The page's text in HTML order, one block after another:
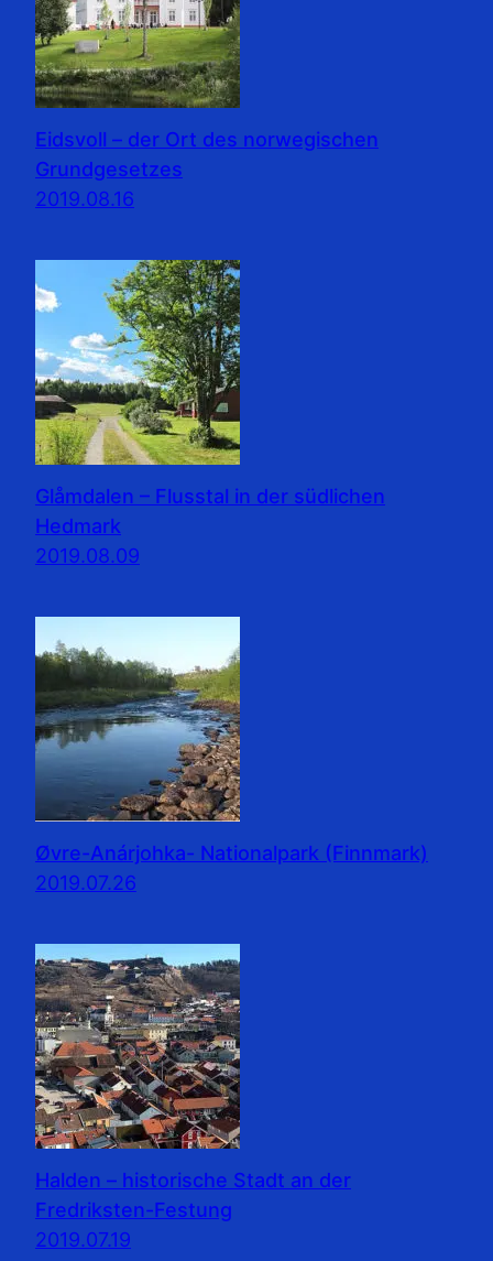
Eidsvoll – der Ort des norwegischen
Grundgesetzes
2019.08.16
Glåmdalen – Flusstal in der südlichen
Hedmark
2019.08.09
Øvre-Anárjohka- Nationalpark (Finnmark)
2019.07.26
Halden – historische Stadt an der
Fredriksten-Festung
2019.07.19